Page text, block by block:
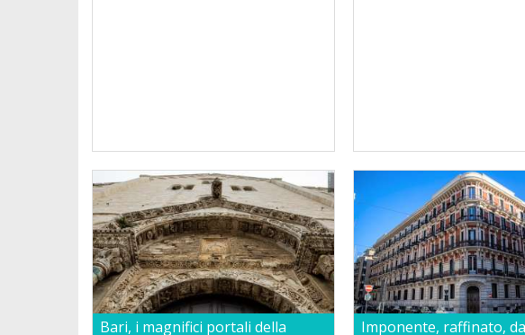
Bari, i magnifici portali della
Imponente, raffinato,